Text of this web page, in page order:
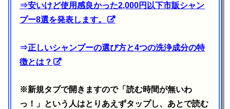
⇒安いけど使用感良かった2,000円以下市販シャン
プー8選を発表します。
⇒正しいシャンプーの選び方と4つの洗浄成分の特
徴とは？
※新規タブで開きますので「読む時間が無いわ
っ！」という人はとりあえずタップし、あとで読む